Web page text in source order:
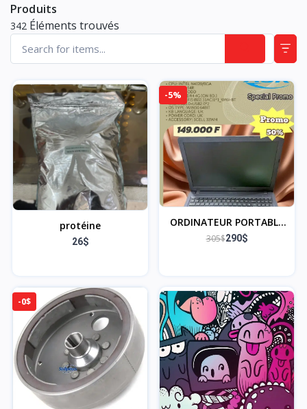
Produits
342 Éléments trouvés
protéine
26$
-5%
ORDINATEUR PORTABLE
ASUS X543M
305$290$
-0$